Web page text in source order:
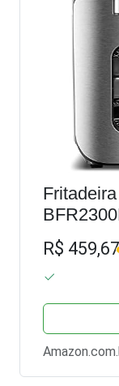
R$ 459,67